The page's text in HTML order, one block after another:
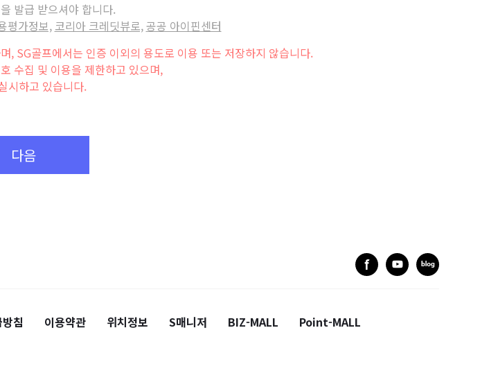
발급 받으셔야 합니다.
평가정보, 코리아 크레딧뷰로,공공 아이핀센터
, SG골프에서는 인증 이외의 용도로 이용 또는 저장하지 않습니다.
수집 및 이용을 제한하고 있으며,
시하고 있습니다.
다음
침 이용약관 위치정보 S매니저 BIZ-MALL Point-MALL